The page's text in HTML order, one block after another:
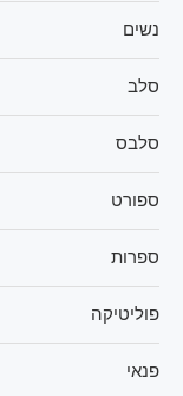
נשים
סלב
סלבס
ספורט
ספרות
פוליטיקה
פנאי